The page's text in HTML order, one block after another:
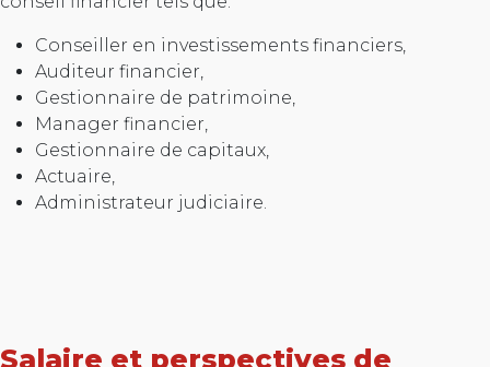
Conseiller en investissements financiers,
Auditeur financier,
Gestionnaire de patrimoine,
Manager financier,
Gestionnaire de capitaux,
Actuaire,
Administrateur judiciaire.
Salaire et perspectives de